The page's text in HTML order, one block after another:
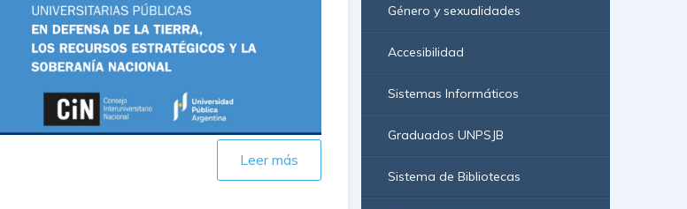
Leer más
Género y sexualidades
Accesibilidad
Sistemas Informáticos
Graduados UNPSJB
Sistema de Bibliotecas